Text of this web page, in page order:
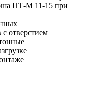
ПТ-М 11-15 при
отверстием